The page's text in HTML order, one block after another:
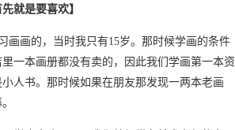
就是要喜欢】
画画的，当时我只有15岁。那时候学画的条件
一本画册都没有卖的，因此我们学画第一本资
人书。那时候如果在朋友那发现一两本老画